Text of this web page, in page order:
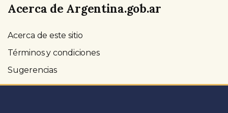
Acerca de Argentina.gob.ar
Acerca de este sitio
Términos y condiciones
Sugerencias